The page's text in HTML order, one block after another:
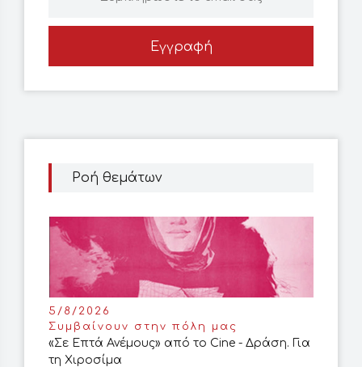
Ροή θεμάτων
5/8/2026
Συμβαίνουν στην πόλη μας
«Σε Επτά Ανέμους» από το Cine - Δράση. Για
τη Χιροσίμα
Εγγραφή